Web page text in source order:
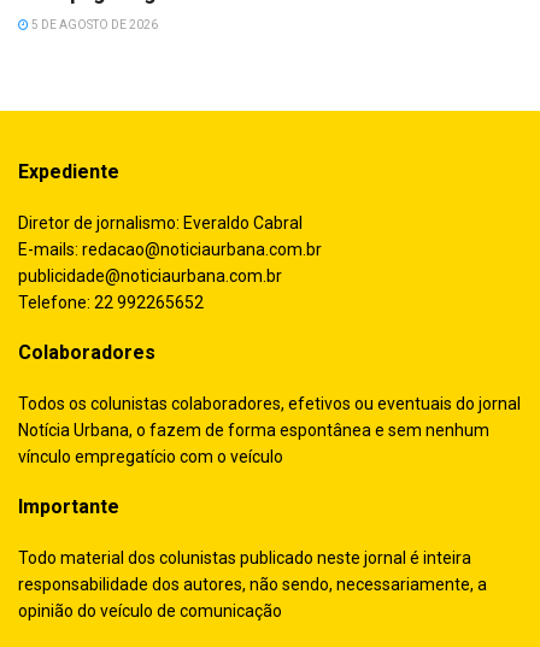
5 DE AGOSTO DE 2026
Expediente
Diretor de jornalismo: Everaldo Cabral
E-mails: redacao@noticiaurbana.com.br
publicidade@noticiaurbana.com.br
Telefone: 22 992265652
Colaboradores
Todos os colunistas colaboradores, efetivos ou eventuais do jornal
Notícia Urbana, o fazem de forma espontânea e sem nenhum
vínculo empregatício com o veículo
Importante
Todo material dos colunistas publicado neste jornal é inteira
responsabilidade dos autores, não sendo, necessariamente, a
opinião do veículo de comunicação